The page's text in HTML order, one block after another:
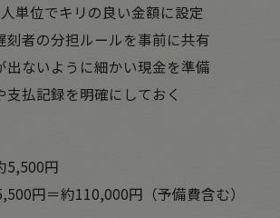
単位でキリの良い金額に設定
刻者の分担ルールを事前に共有
出ないように細かい現金を準備
支払記録を明確にしておく
5,500円
円＝約110,000円（予備費含む）